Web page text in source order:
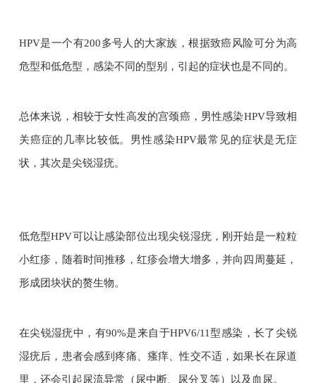
HPV是一个有200多号人的大家族，根据致癌风险可分为高
危型和低危型，感染不同的型别，引起的症状也是不同的。
总体来说，相较于女性高发的宫颈癌，男性感染HPV导致相
关癌症的几率比较低。男性感染HPV最常见的症状是无症
状，其次是尖锐湿疣。
低危型HPV可以让感染部位出现尖锐湿疣，刚开始是一粒粒
小红疹，随着时间推移，红疹会增大增多，并向四周蔓延，
形成团块状的赘生物。
在尖锐湿疣中，有90%是来自于HPV6/11型感染，长了尖锐
湿疣后，患者会感到疼痛、瘙痒、性交不适，如果长在尿道
里，还会引起尿流异常（尿中断、尿分叉等）以及血尿。